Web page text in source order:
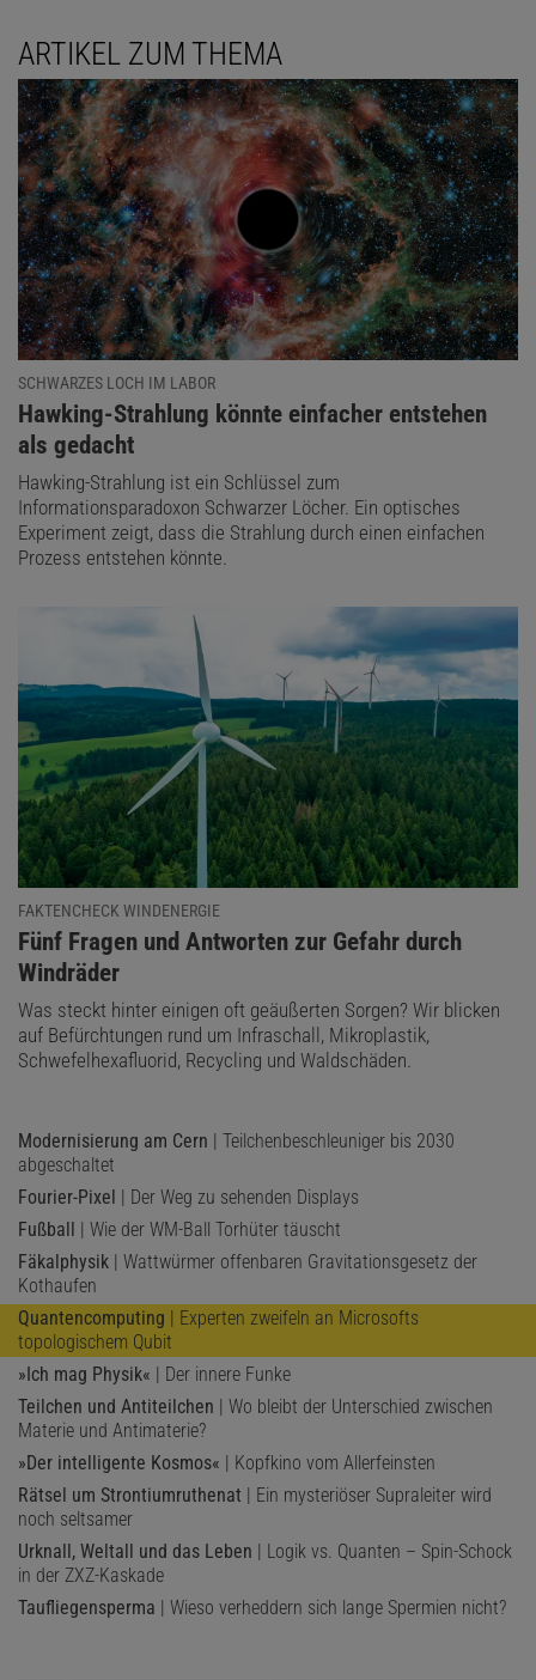
ARTIKEL ZUM THEMA
SCHWARZES LOCH IM LABOR
:
Hawking-Strahlung könnte einfacher entstehen
als gedacht
Hawking-Strahlung ist ein Schlüssel zum
Informationsparadoxon Schwarzer Löcher. Ein optisches
Experiment zeigt, dass die Strahlung durch einen einfachen
Prozess entstehen könnte.
FAKTENCHECK WINDENERGIE
:
Fünf Fragen und Antworten zur Gefahr durch
Windräder
Was steckt hinter einigen oft geäußerten Sorgen? Wir blicken
auf Befürchtungen rund um Infraschall, Mikroplastik,
Schwefelhexafluorid, Recycling und Waldschäden.
Modernisierung am Cern | Teilchenbeschleuniger bis 2030
abgeschaltet
Fourier-Pixel | Der Weg zu sehenden Displays
Fußball | Wie der WM-Ball Torhüter täuscht
Fäkalphysik | Wattwürmer offenbaren Gravitationsgesetz der
Kothaufen
Quantencomputing | Experten zweifeln an Microsofts
topologischem Qubit
»Ich mag Physik« | Der innere Funke
Teilchen und Antiteilchen | Wo bleibt der Unterschied zwischen
Materie und Antimaterie?
»Der intelligente Kosmos« | Kopfkino vom Allerfeinsten
Rätsel um Strontiumruthenat | Ein mysteriöser Supraleiter wird
noch seltsamer
Urknall, Weltall und das Leben | Logik vs. Quanten – Spin-Schock
in der ZXZ-Kaskade
Taufliegensperma | Wieso verheddern sich lange Spermien nicht?